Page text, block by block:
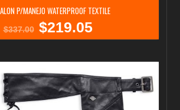
P/MANEJO WATERPROOF TEXTILE
$337.00
El
$219.05El